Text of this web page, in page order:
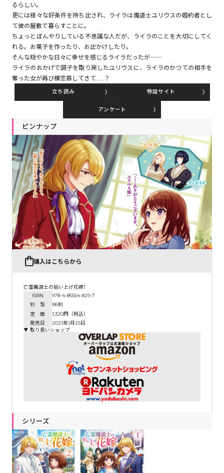
コミックエッセイ
閉じる
るらしい。
更には様々な好条件を持ち出され、ライラは魔道士ユリウスの婚約者とし
て彼の屋敷で暮らすことに。
ちょっとぼんやりしている不思議な人だが、ライラのことを大切にしてく
れる。お菓子を作ったり、お出かけしたり。
そんな穏やかな日々に幸せを感じるライラだったが――
ライラのおかげで調子を取り戻したユリウスに、ライラのかつての相手を
奪った女が再び横恋慕してきて……？
立ち読み 特設サイト
アンケート
ピンナップ
購入はこちらから
亡霊魔道士の拾い上げ花嫁1
ISBN
978-4-86554-829-7
判 型
B6判
定 価
1,320円（税込）
発売日
2021年1月25日
▼ 取り扱いショップ
シリーズ